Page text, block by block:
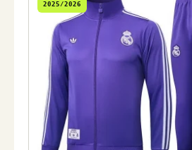
2025/2026